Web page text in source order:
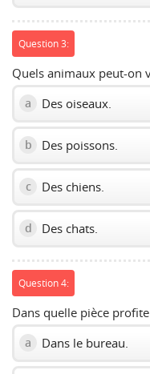
Question 3:
Quels animaux peut-on
a Des oiseaux.
b Des poissons.
c Des chiens.
d Des chats.
Question 4:
Dans quelle pièce
a Dans le bureau.